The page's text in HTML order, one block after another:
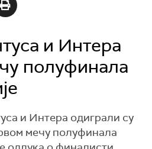
и Интера
полуфинала
и Интера одиграли су
мечу полуфинала